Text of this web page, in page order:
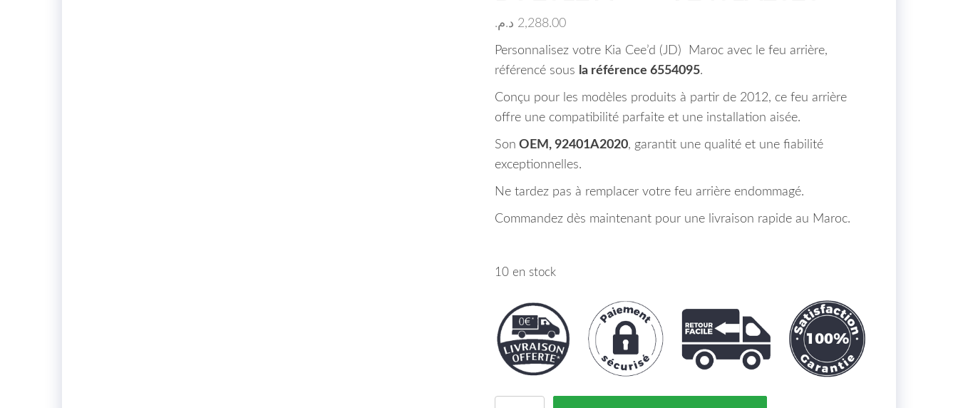
2,288.00 د.م.
Personnalisez votre Kia Cee’d (JD) Maroc avec le feu arrière,
référencé sous la référence 6554095.
Conçu pour les modèles produits à partir de 2012, ce feu arrière
offre une compatibilité parfaite et une installation aisée.
Son OEM, 92401A2020, garantit une qualité et une fiabilité
exceptionnelles.
Ne tardez pas à remplacer votre feu arrière endommagé.
Commandez dès maintenant pour une livraison rapide au Maroc.
10 en stock